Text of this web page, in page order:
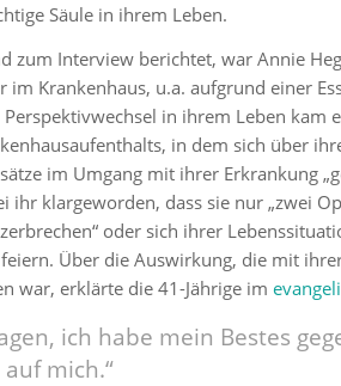
Säule in ihrem Leben.
zum Interview berichtet, war Annie
im Krankenhaus, u.a. aufgrund einer
in ihrem Leben kam
in dem sich über
im Umgang mit ihrer Erkrankung
ihr klargeworden, dass sie nur „zwei
oder sich ihrer
Über die Auswirkung, die mit
war, erklärte die 41-Jährige im
ich habe mein Bestes
mich.“